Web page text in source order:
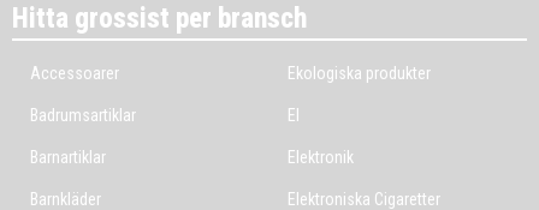
Hitta grossist per bransch
Accessoarer
Badrumsartiklar
Barnartiklar
Barnkläder
Ekologiska produkter
El
Elektronik
Elektroniska Cigaretter